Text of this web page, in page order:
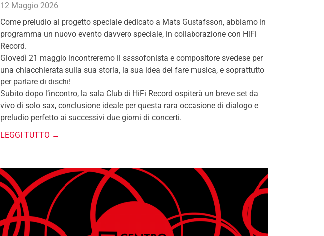
12 Maggio 2026
Come preludio al progetto speciale dedicato a Mats Gustafsson, abbiamo in
programma un nuovo evento davvero speciale, in collaborazione con HiFi
Record.
Giovedì 21 maggio incontreremo il sassofonista e compositore svedese per
una chiacchierata sulla sua storia, la sua idea del fare musica, e soprattutto
per parlare di dischi!
Subito dopo l’incontro, la sala Club di HiFi Record ospiterà un breve set dal
vivo di solo sax, conclusione ideale per questa rara occasione di dialogo e
preludio perfetto ai successivi due giorni di concerti.
LEGGI TUTTO →